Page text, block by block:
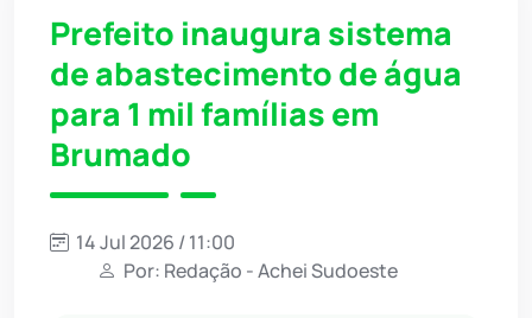
Prefeito inaugura sistema
de abastecimento de água
para 1 mil famílias em
Brumado
14 Jul 2026 / 11:00
Por: Redação - Achei Sudoeste